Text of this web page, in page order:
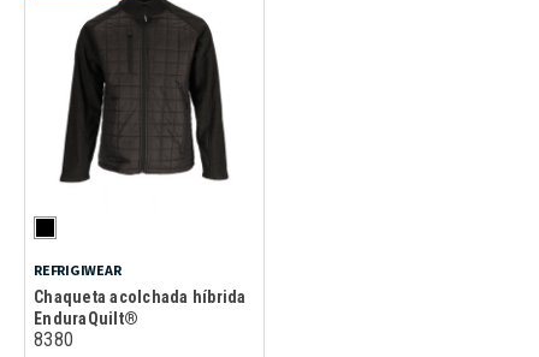
REFRIGIWEAR
Chaqueta acolchada híbrida
EnduraQuilt®
8380